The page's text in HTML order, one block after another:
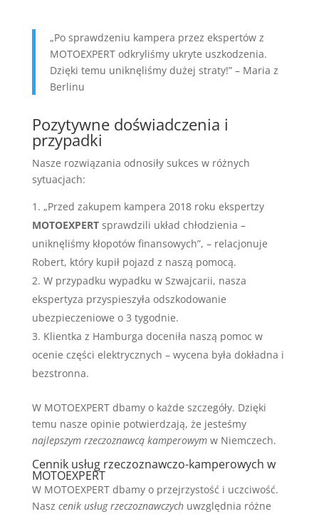
„Po sprawdzeniu kampera przez ekspertów z
MOTOEXPERT odkryliśmy ukryte uszkodzenia.
Dzięki temu uniknęliśmy dużej straty!” – Maria z
Berlinu
Pozytywne doświadczenia i
przypadki
Nasze rozwiązania odnosiły sukces w różnych
sytuacjach:
„Przed zakupem kampera 2018 roku ekspertzy
MOTOEXPERTsprawdzili układ chłodzienia –
uniknęliśmy kłopotów finansowych”, – relacjonuje
Robert, który kupił pojazd z naszą pomocą.
W przypadku wypadku w Szwajcarii, nasza
ekspertyza przyspieszyła odszkodowanie
ubezpieczeniowe o 3 tygodnie.
Klientka z Hamburga doceniła naszą pomoc w
ocenie części elektrycznych – wycena była dokładna i
bezstronna.
W MOTOEXPERT dbamy o każde szczegóły. Dzięki
temu nasze opinie potwierdzają, że jesteśmy
najlepszym rzeczoznawcą kamperowymw Niemczech.
Cennik usług rzeczoznawczo-kamperowych w
MOTOEXPERT
W MOTOEXPERT dbamy o przejrzystość i uczciwość.
Nasz cenik usług rzeczoznawczychuwzględnia różne